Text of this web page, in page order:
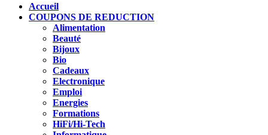
Accueil
COUPONS DE REDUCTION
Alimentation
Beauté
Bijoux
Bio
Cadeaux
Electronique
Emploi
Energies
Formations
HiFi/Hi-Tech